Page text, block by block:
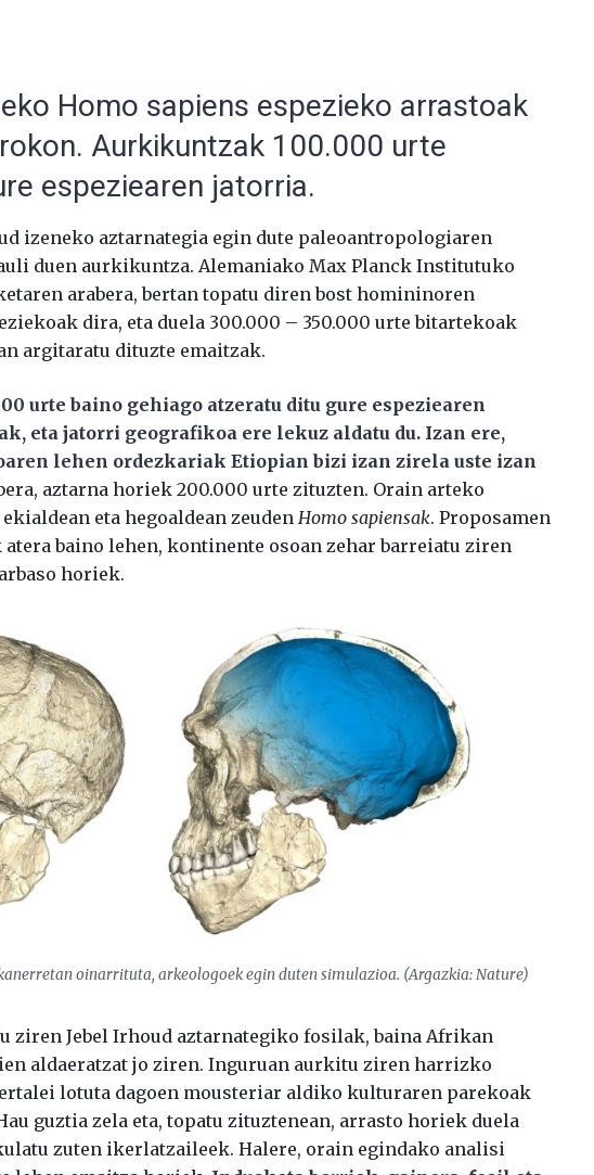
Homo sapiens espezieko arrastoak
Aurkikuntzak 100.000 urte
espeziearen jatorria.
izeneko aztarnategia egin dute paleoantropologiaren
duen aurkikuntza. Alemaniako Max Planck Institutuko
arabera, bertan topatu diren bost homininoren
dira, eta duela 300.000 – 350.000 urte bitartekoak
argitaratu dituzte emaitzak.
urte baino gehiago atzeratu ditu gure espeziearen
eta jatorri geografikoa ere lekuz aldatu du. Izan ere,
lehen ordezkariak Etiopian bizi izan zirela uste izan
aztarna horiek 200.000 urte zituzten. Orain arteko
eta hegoaldean zeudenHomo sapiensak. Proposamen
baino lehen, kontinente osoan zehar barreiatu ziren
horiek.
oinarrituta, arkeologoek egin duten simulazioa. (Argazkia: Nature)
ziren Jebel Irhoud aztarnategiko fosilak, baina Afrikan
aldaeratzat jo ziren. Inguruan aurkitu ziren harrizko
lotuta dagoen mousteriar aldiko kulturaren parekoak
guztia zela eta, topatu zituztenean, arrasto horiek duela
zuten ikerlatzaileek. Halere, orain egindako analisi